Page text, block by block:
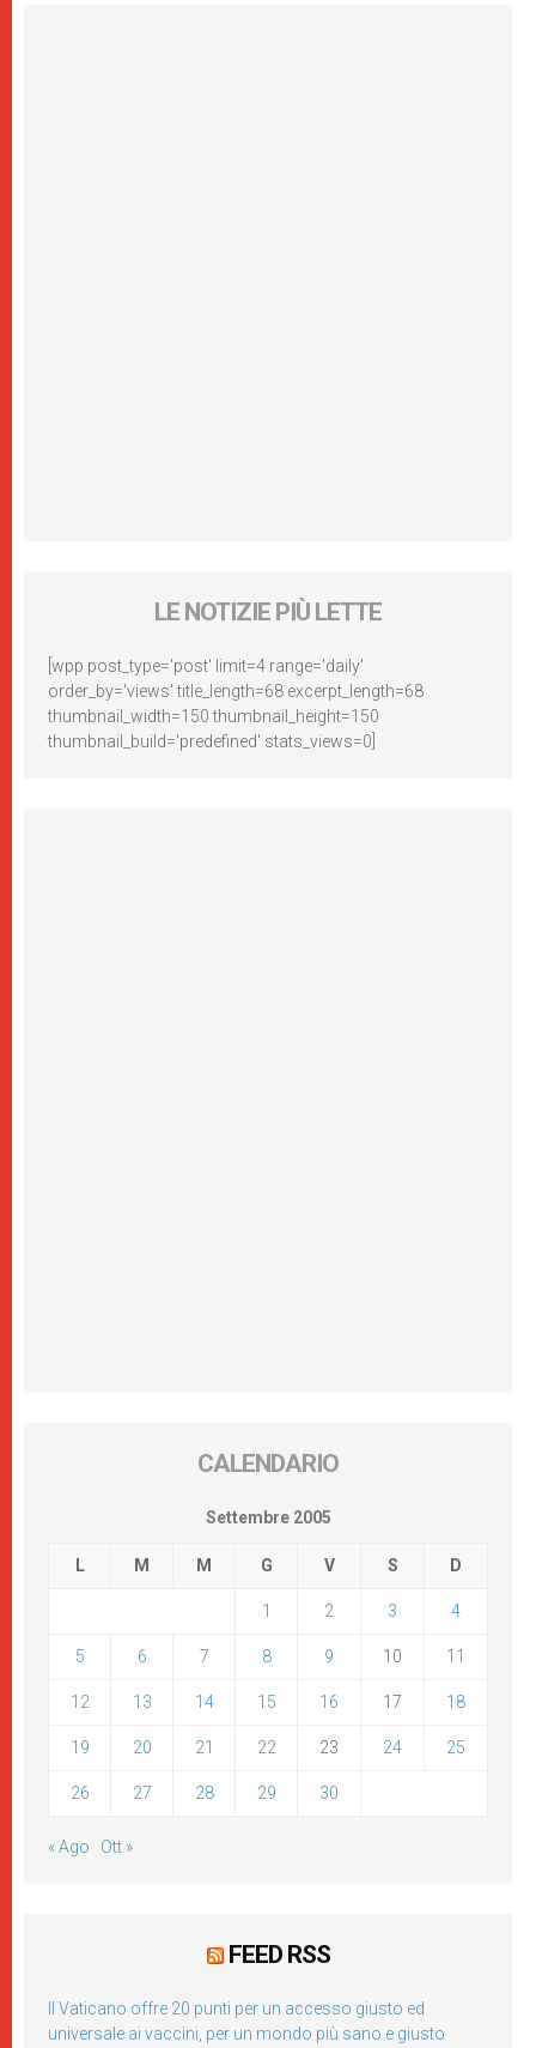
LE NOTIZIE PIÙ LETTE
[wpp post_type='post' limit=4 range='daily'
order_by='views' title_length=68 excerpt_length=68
thumbnail_width=150 thumbnail_height=150
thumbnail_build='predefined' stats_views=0]
CALENDARIO
Settembre 2005
L M M G V S D
1 2 3 4
5 6 7 8 9 10 11
12 13 14 15 16 17 18
19 20 21 22 23 24 25
26 27 28 29 30
« Ago Ott »
FEED RSS
Il Vaticano offre 20 punti per un accesso giusto ed
universale ai vaccini, per un mondo più sano e giusto